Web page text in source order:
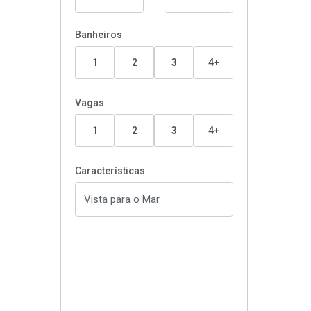
Banheiros
1 2 3 4+
Vagas
1 2 3 4+
Características